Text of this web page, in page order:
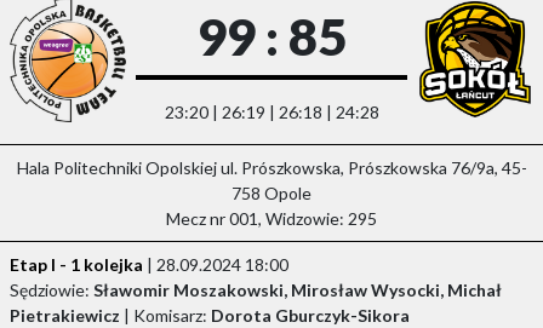
99 : 85
23:20 | 26:19 | 26:18 | 24:28
Hala Politechniki Opolskiej ul. Prószkowska, Prószkowska 76/9a, 45-
758 Opole
Mecz nr 001, Widzowie: 295
Etap I - 1 kolejka | 28.09.2024 18:00
Sędziowie: Sławomir Moszakowski, Mirosław Wysocki, Michał
Pietrakiewicz | Komisarz: Dorota Gburczyk-Sikora